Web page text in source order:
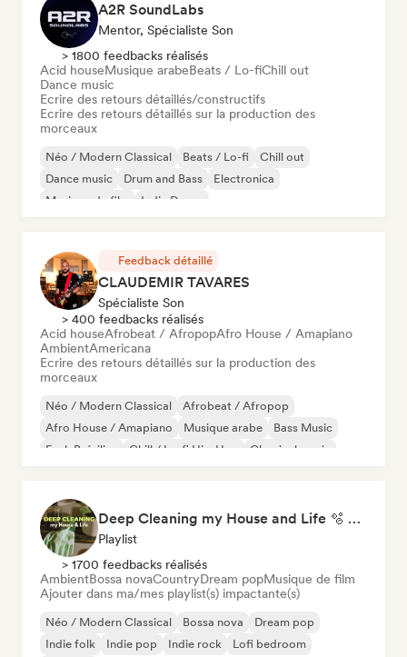
A2R SoundLabs
Mentor, Spécialiste Son
> 1800 feedbacks réalisés
Acid houseMusique arabeBeats / Lo-fiChill out
Dance music
Ecrire des retours détaillés/constructifs
Ecrire des retours détaillés sur la production des
morceaux
Néo / Modern Classical Beats / Lo-fi
Chill out
Dance music
Drum and Bass
Electronica
Musique de film
Indie Dance
Feedback détaillé
CLAUDEMIR TAVARES
Spécialiste Son
> 400 feedbacks réalisés
Acid houseAfrobeat / AfropopAfro House / Amapiano
AmbientAmericana
Ecrire des retours détaillés sur la production des
morceaux
Néo / Modern Classical
Afrobeat / Afropop
Afro House / Amapiano
Musique arabe
Bass Music
Funk Brésilien
Chill / Lo-fi Hip-Hop Classical music
Deep Cleaning my House and Life 🫧 Bedroom Pop & Indie Pop
Playlist
> 1700 feedbacks réalisés
AmbientBossa novaCountryDream popMusique de film
Ajouter dans ma/mes playlist(s) impactante(s)
Néo / Modern Classical Bossa nova
Dream pop
Indie folk
Indie pop Indie rock
Lofi bedroom